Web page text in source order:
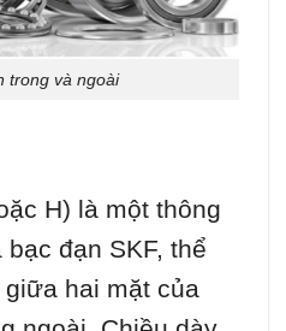
trong và ngoài
H) là một thông
đạn SKF, thể
hai mặt của